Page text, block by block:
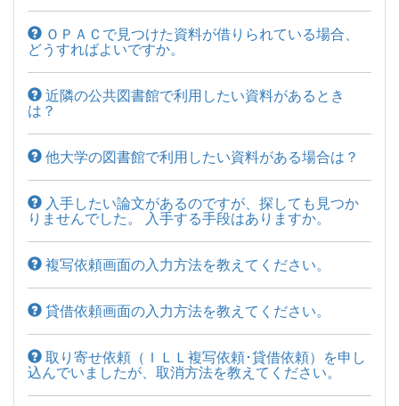
ＯＰＡＣで見つけた資料が借りられている場合、
どうすればよいですか。
近隣の公共図書館で利用したい資料があるとき
は？
他大学の図書館で利用したい資料がある場合は？
入手したい論文があるのですが、探しても見つか
りませんでした。 入手する手段はありますか。
複写依頼画面の入力方法を教えてください。
貸借依頼画面の入力方法を教えてください。
取り寄せ依頼（ＩＬＬ複写依頼･貸借依頼）を申し
込んでいましたが、取消方法を教えてください。